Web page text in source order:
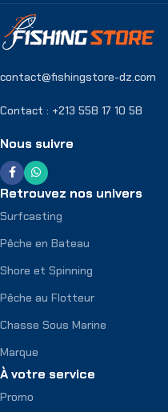
contact@fishingstore-dz.com
Contact : +213 558 17 10 58
Nous suivre
Retrouvez nos univers
Surfcasting
Pêche en Bateau
Shore et Spinning
Pêche au Flotteur
Chasse Sous Marine
Marque
À votre service
Promo